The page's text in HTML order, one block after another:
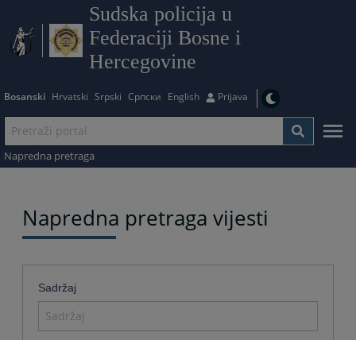
Sudska policija u
Federaciji Bosne i
Hercegovine
Bosanski Hrvatski Srpski Српски English Prijava
Napredna pretraga
Napredna pretraga vijesti
Sadržaj